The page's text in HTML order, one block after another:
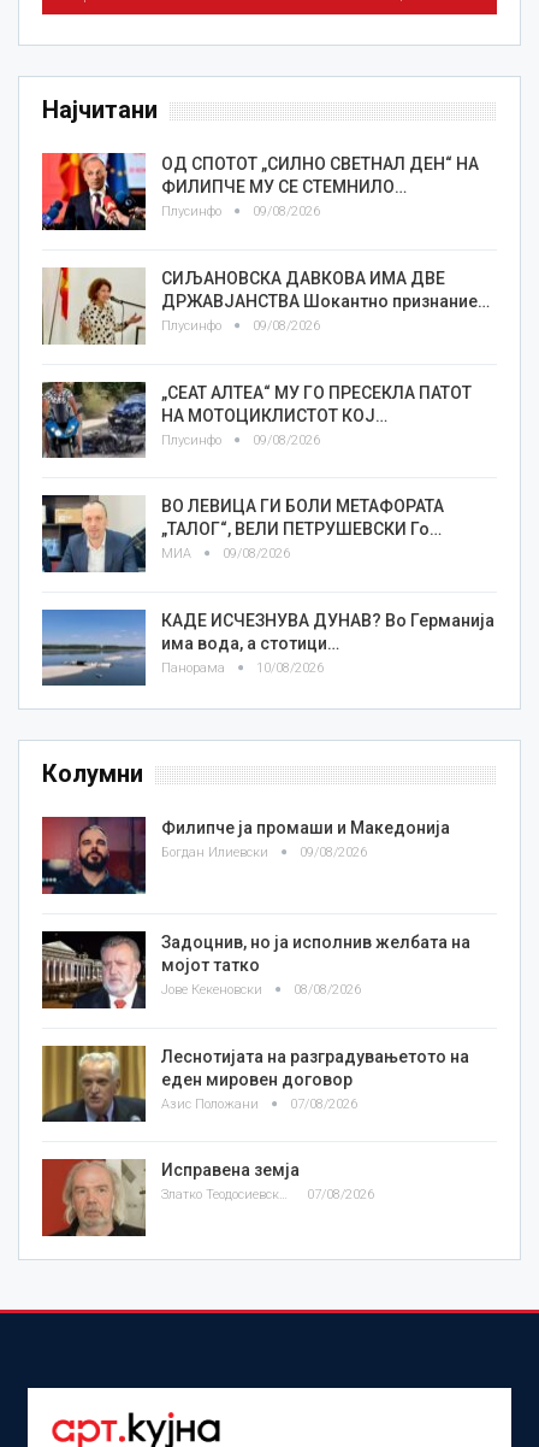
Најчитани
ОД СПОТОТ „СИЛНО СВЕТНАЛ ДЕН“ НА
ФИЛИПЧЕ МУ СЕ СТЕМНИЛО…
Плусинфо 09/08/2026
СИЉАНОВСКА ДАВКОВА ИМА ДВЕ
ДРЖАВЈАНСТВА Шокантно признание…
Плусинфо 09/08/2026
„СЕАТ АЛТЕА“ МУ ГО ПРЕСЕКЛА ПАТОТ
НА МОТОЦИКЛИСТОТ КОЈ…
Плусинфо 09/08/2026
ВО ЛЕВИЦА ГИ БОЛИ МЕТАФОРАТА
„ТАЛОГ“, ВЕЛИ ПЕТРУШЕВСКИ Го…
МИА 09/08/2026
КАДЕ ИСЧЕЗНУВА ДУНАВ? Во Германија
има вода, а стотици…
Панорама 10/08/2026
Колумни
Филипче ја промаши и Македонија
Богдан Илиевски 09/08/2026
Задоцнив, но ја исполнив желбата на
мојот татко
Јове Кекеновски 08/08/2026
Леснотијата на разградувањетото на
еден мировен договор
Азис Положани 07/08/2026
Исправена земја
Златко Теодосиевски 07/08/2026